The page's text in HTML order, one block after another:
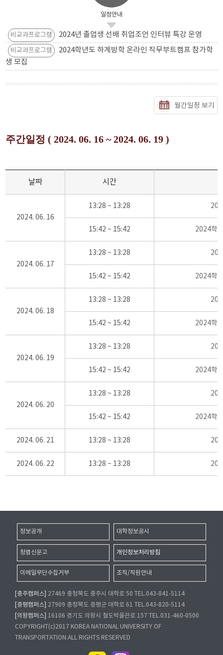
일정안내
비교과프로그램 2024년 졸업생 선배 취업조언 인터뷰 특강 운영
비교과프로그램
2024학년도 하계방학 온라인 직무부트캠프 참가학
생 모집
월간일정 보기
주간일정 ( 2024. 06. 16 ~ 2024. 06. 19 )
날짜 시간
2024. 06. 16
13:28 ~ 13:28
15:42 ~ 15:42 2024학
2024. 06. 17
13:28 ~ 13:28
15:42 ~ 15:42 2024학
2024. 06. 18
13:28 ~ 13:28
15:42 ~ 15:42 2024학
2024. 06. 19
13:28 ~ 13:28
15:42 ~ 15:42 2024학
2024. 06. 20
13:28 ~ 13:28
15:42 ~ 15:42 2024학
2024. 06. 21 13:28 ~ 13:28
2024. 06. 22 13:28 ~ 13:28
정보공개 대학정보공시
청렴신문고 개인정보처리방침
이메일무단수집거부 조직/직원안내
[충주캠퍼스]
27469 충청북도 충주시 대학로 50 TEL.043-841-5114
[증평캠퍼스]
27909 충청북도 증평군 대학로 61 TEL.043-820-5114
[의왕캠퍼스]
16106 경기도 의왕시 철도박물관로 157 TEL.031-460-0500
COPYRIGHT(c)2017 KOREA NATIONAL UNIVERSITY OF
TRANSPORTATION.ALL RIGHTS RESERVED